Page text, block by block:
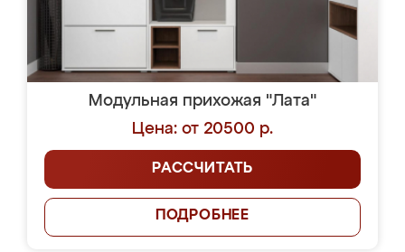
Модульная прихожая "Лата"
Цена: от 20500 р.
РАССЧИТАТЬ
ПОДРОБНЕЕ